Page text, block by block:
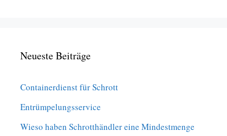
Neueste Beiträge
Containerdienst für Schrott
Entrümpelungsservice
Wieso haben Schrotthändler eine Mindestmenge